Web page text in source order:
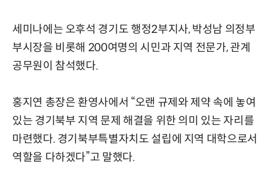
세미나에는 오후석 경기도 행정2부지사, 박성남 의정부
부시장을 비롯해 200여명의 시민과 지역 전문가, 관계
공무원이 참석했다.
홍지연 총장은 환영사에서 “오랜 규제와 제약 속에 놓여
있는 경기북부 지역 문제 해결을 위한 의미 있는 자리를
마련했다. 경기북부특별자치도 설립에 지역 대학으로서
역할을 다하겠다”고 말했다.